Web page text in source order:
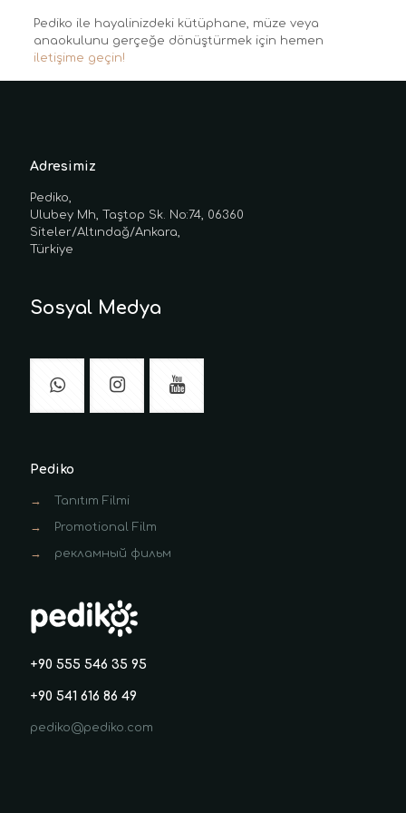
Pediko ile hayalinizdeki kütüphane, müze veya
anaokulunu gerçeğe dönüştürmek için hemen
iletişime geçin!
Adresimiz
Pediko,
Ulubey Mh, Taştop Sk. No:74, 06360
Siteler/Altındağ/Ankara,
Türkiye
Sosyal Medya
Pediko
→ Tanıtım Filmi
→ Promotional Film
→ рекламный фильм
+90 555 546 35 95
+90 541 616 86 49
pediko@pediko.com